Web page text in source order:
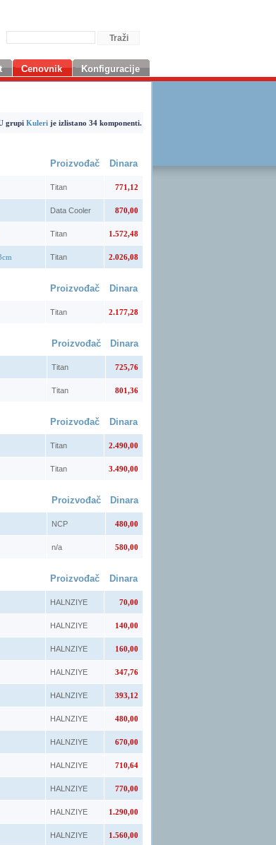
Cenovnik Konfiguracije
grupi Kuleri je izlistano 34 komponenti.
Proizvođač Dinara
Titan 771,12
Data Cooler 870,00
Titan 1.572,48
Titan 2.026,08
Proizvođač Dinara
Titan 2.177,28
Proizvođač Dinara
Titan 725,76
Titan 801,36
Proizvođač Dinara
Titan 2.490,00
Titan 3.490,00
Proizvođač Dinara
NCP 480,00
n/a 580,00
Proizvođač Dinara
HALNZIYE 70,00
HALNZIYE 140,00
HALNZIYE 160,00
HALNZIYE 347,76
HALNZIYE 393,12
HALNZIYE 480,00
HALNZIYE 670,00
HALNZIYE 710,64
HALNZIYE 770,00
HALNZIYE 1.290,00
HALNZIYE 1.560,00